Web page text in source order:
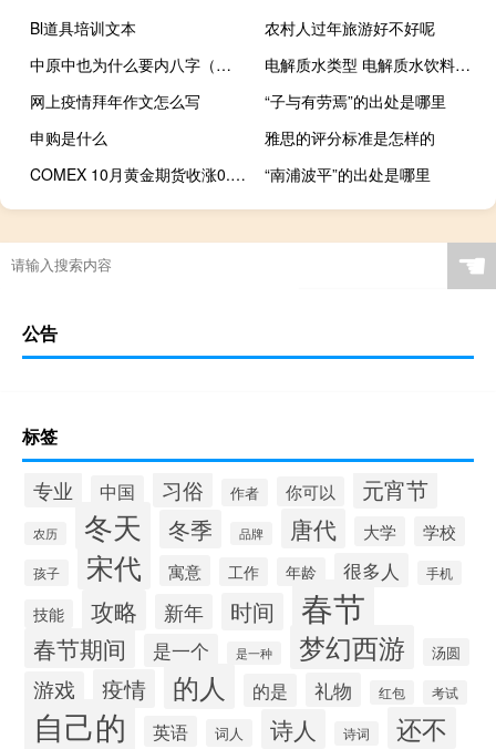
Bl道具培训文本
农村人过年旅游好不好呢
中原中也为什么要内八字（中原中也为什么叫蛞蝓）
电解质水类型 电解质水饮料有什么牌子
网上疫情拜年作文怎么写
“子与有劳焉”的出处是哪里
申购是什么
雅思的评分标准是怎样的
COMEX 10月黄金期货收涨0.94%报1946.10美元/盎司COMEX 12月黄金期货收涨0.94%报1965.10美元/盎司
“南浦波平”的出处是哪里
☚
公告
标签
专业 中国 习俗 作者 你可以 元宵节
农历 冬天 冬季 品牌 唐代 大学 学校
孩子 宋代 寓意 工作 年龄 很多人 手机
技能 攻略 新年 时间 春节
春节期间 是一个 是一种 梦幻西游 汤圆
游戏 疫情 的人 的是 礼物 红包 考试
自己的 英语 词人 诗人 诗词 还不